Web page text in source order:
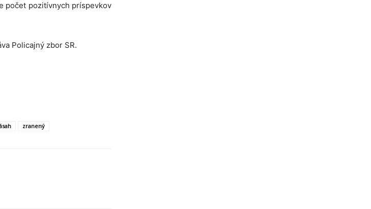
počet pozitívnych príspevkov
Policajný zbor SR.
zranený